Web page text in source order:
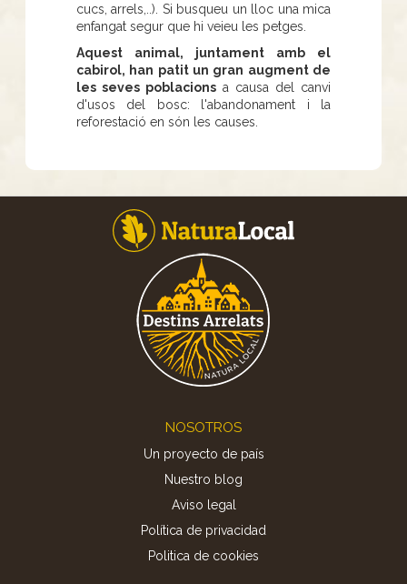
cucs, arrels,..). Si busqueu un lloc una mica
enfangat segur que hi veieu les petges.
Aquest animal, juntament amb el
cabirol, han patit un gran augment de
les seves poblacions a causa del canvi
d'usos del bosc: l'abandonament i la
reforestació en són les causes.
NOSOTROS
Un proyecto de país
Nuestro blog
Aviso legal
Política de privacidad
Politica de cookies